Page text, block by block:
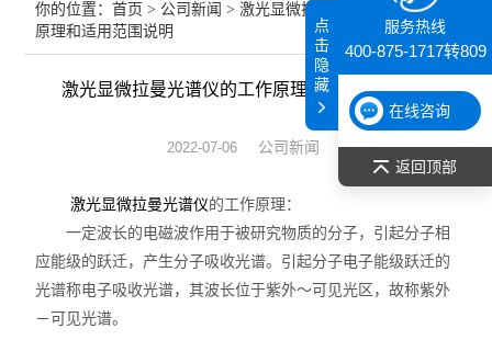
纳米粒度仪
膜厚仪
光谱部件及外设
差示/热重/差热/热分析
你的位置：首页 > 公司新闻 > 激光显微拉曼光谱仪的工作
原理和适用范围说明
激光显微拉曼光谱仪的工作原理和适用范围说明
2022-07-06 公司新闻
激光显微拉曼光谱仪的工作原理：
一定波长的电磁波作用于被研究物质的分子，引起分子相
应能级的跃迁，产生分子吸收光谱。引起分子电子能级跃迁的
光谱称电子吸收光谱，其波长位于紫外～可见光区，故称紫外
－可见光谱。
服务热线
400-875-1717转809
在线咨询
返回顶部
点
击
隐
藏